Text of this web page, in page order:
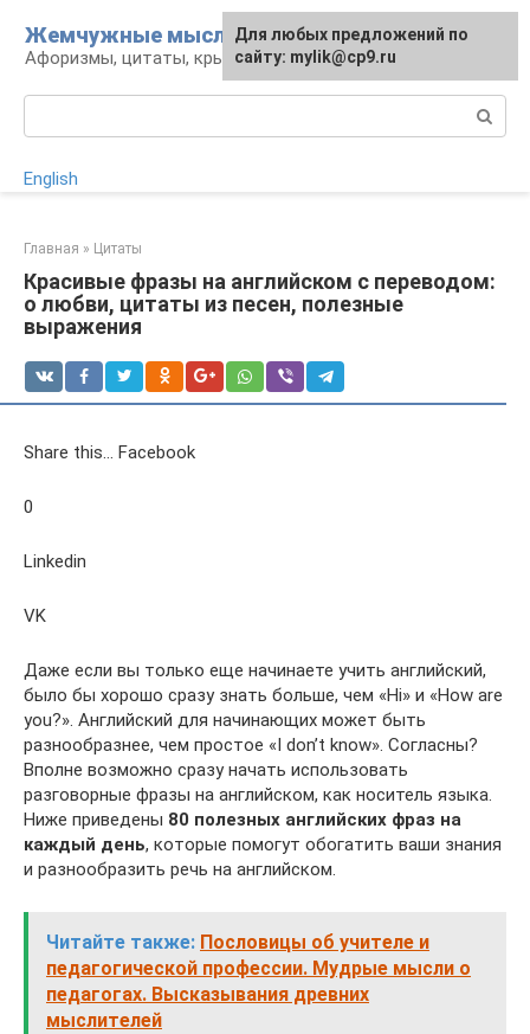
контенту
Жемчужные мысли
Афоризмы, цитаты, крылатые фразы
English
Главная » Цитаты
Красивые фразы на английском с переводом:
о любви, цитаты из песен, полезные
выражения
Share this… Facebook
0
Linkedin
VK
Даже если вы только еще начинаете учить английский,
было бы хорошо сразу знать больше, чем «Hi» и «How are
you?». Английский для начинающих может быть
разнообразнее, чем простое «I don’t know». Согласны?
Вполне возможно сразу начать использовать
разговорные фразы на английском, как носитель языка.
Ниже приведены 80 полезных английских фраз на
каждый день, которые помогут обогатить ваши знания
и разнообразить речь на английском.
Читайте также: Пословицы об учителе и
педагогической профессии. Мудрые мысли о
педагогах. Высказывания древних
мыслителей
Для любых предложений по
сайту: mylik@cp9.ru